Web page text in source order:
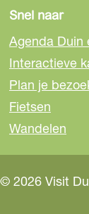
o
k
A
p
Snel naar
Agenda Duin
Interactieve
Plan je
Fietsen
Wandelen
© 2026 Visit